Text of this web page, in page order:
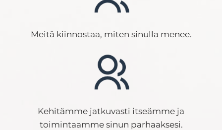
Meitä kiinnostaa, miten sinulla menee.
Kehitämme jatkuvasti itseämme ja
toimintaamme sinun parhaaksesi.